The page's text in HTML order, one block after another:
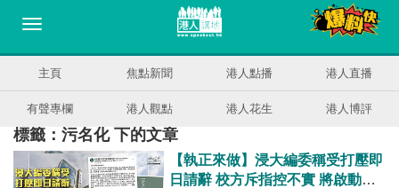
主頁 焦點新聞 港人點播 港人直播
有聲專欄 港人觀點 港人花生 港人博評
標籤：污名化 下的文章
【執正來做】浸大編委稱受打壓即
日請辭 校方斥指控不實 將啟動紀